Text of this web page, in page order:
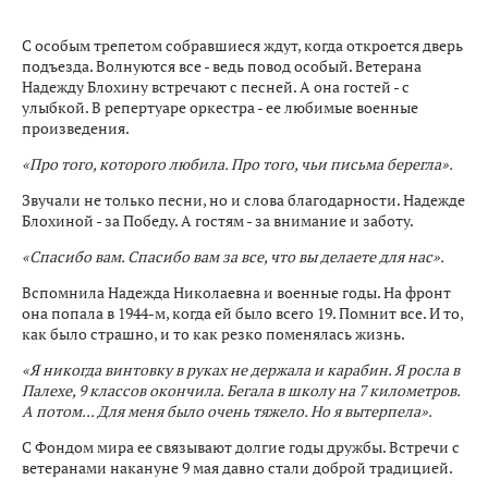
С особым трепетом собравшиеся ждут, когда откроется дверь
подъезда. Волнуются все - ведь повод особый. Ветерана
Надежду Блохину встречают с песней. А она гостей - с
улыбкой. В репертуаре оркестра - ее любимые военные
произведения.
«Про того, которого любила. Про того, чьи письма берегла».
Звучали не только песни, но и слова благодарности. Надежде
Блохиной - за Победу. А гостям - за внимание и заботу.
«Спасибо вам. Спасибо вам за все, что вы делаете для нас».
Вспомнила Надежда Николаевна и военные годы. На фронт
она попала в 1944-м, когда ей было всего 19. Помнит все. И то,
как было страшно, и то как резко поменялась жизнь.
«Я никогда винтовку в руках не держала и карабин. Я росла в
Палехе, 9 классов окончила. Бегала в школу на 7 километров.
А потом... Для меня было очень тяжело. Но я вытерпела».
С Фондом мира ее связывают долгие годы дружбы. Встречи с
ветеранами накануне 9 мая давно стали доброй традицией.